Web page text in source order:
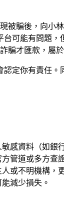
被騙後，向小
可能有問題
騙才匯款，屬
定你有責任
感資料（如銀
管道或多方查
或不明機構，
減少損失。